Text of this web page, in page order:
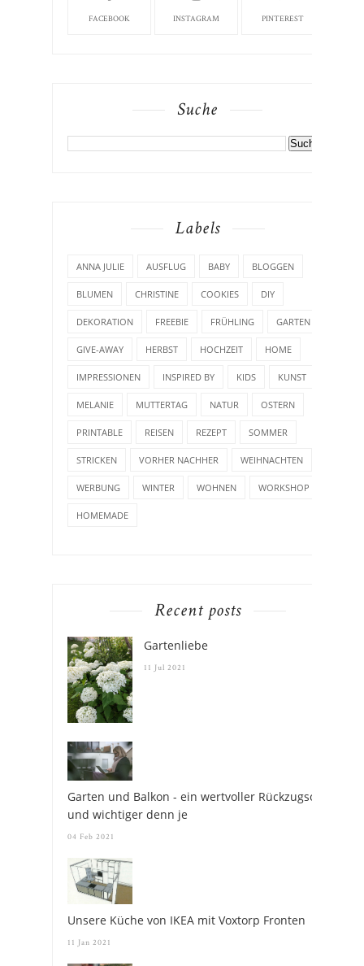
FACEBOOK INSTAGRAM PINTEREST
Suche
Labels
ANNA JULIE AUSFLUG BABY BLOGGEN
BLUMEN CHRISTINE COOKIES DIY
DEKORATION FREEBIE FRÜHLING GARTEN
GIVE-AWAY HERBST HOCHZEIT HOME
IMPRESSIONEN INSPIRED BY KIDS KUNST
MELANIE MUTTERTAG NATUR OSTERN
PRINTABLE REISEN REZEPT SOMMER
STRICKEN VORHER NACHHER WEIHNACHTEN
WERBUNG WINTER WOHNEN WORKSHOP
HOMEMADE
Recent posts
Gartenliebe
11 Jul 2021
Garten und Balkon - ein wertvoller Rückzugsort
und wichtiger denn je
04 Feb 2021
Unsere Küche von IKEA mit Voxtorp Fronten
11 Jan 2021